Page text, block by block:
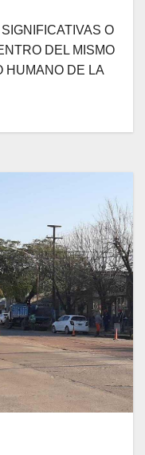
O
DEL MISMO
HUMANO DE LA